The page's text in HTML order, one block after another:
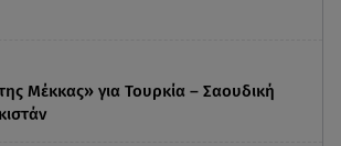
Μέκκας» για Τουρκία – Σαουδική